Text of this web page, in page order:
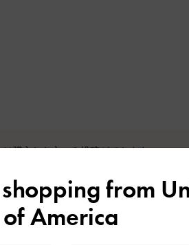
は購入した方のみ投稿ができます。
from
of America